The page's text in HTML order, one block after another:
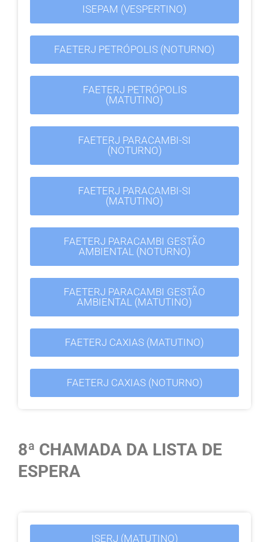
ISEPAM (VESPERTINO)
FAETERJ PETRÓPOLIS (NOTURNO)
FAETERJ PETRÓPOLIS
(MATUTINO)
FAETERJ PARACAMBI-SI
(NOTURNO)
FAETERJ PARACAMBI-SI
(MATUTINO)
FAETERJ PARACAMBI GESTÃO
AMBIENTAL (NOTURNO)
FAETERJ PARACAMBI GESTÃO
AMBIENTAL (MATUTINO)
FAETERJ CAXIAS (MATUTINO)
FAETERJ CAXIAS (NOTURNO)
8ª CHAMADA DA LISTA DE
ESPERA
ISERJ (MATUTINO)